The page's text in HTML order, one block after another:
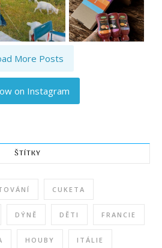
More Posts
on Instagram
ŠTÍTKY
CUKETA
DÝNĚ DĚTI FRANCIE
HOUBY ITÁLIE